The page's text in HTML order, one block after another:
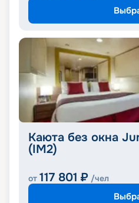
Каюта без окна
(IM2)
от 117 801 ₽ /чел